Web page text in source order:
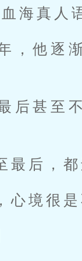
海真人
，他逐
后甚至
最后，
心境很是